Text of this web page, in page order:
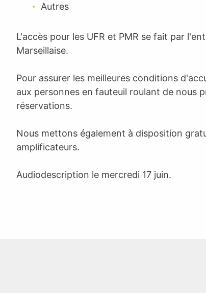
Autres
L'accès pour les UFR et PMR se fait par
Marseillaise.
Pour assurer les meilleures conditions
aux personnes en fauteuil roulant de nous
réservations.
Nous mettons également à disposition
amplificateurs.
Audiodescription le mercredi 17 juin.